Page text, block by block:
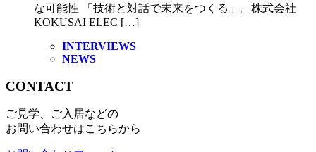
な可能性 「技術と対話で未来をつくる」。株式会社
KOKUSAI ELEC […]
INTERVIEWS
NEWS
CONTACT
ご見学、ご入居などの
お問い合わせはこちらから